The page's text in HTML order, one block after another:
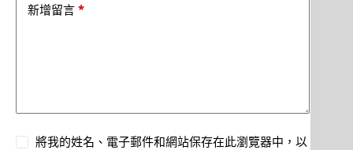
新增留言 *
將我的姓名、電子郵件和網站保存在此瀏覽器中，以